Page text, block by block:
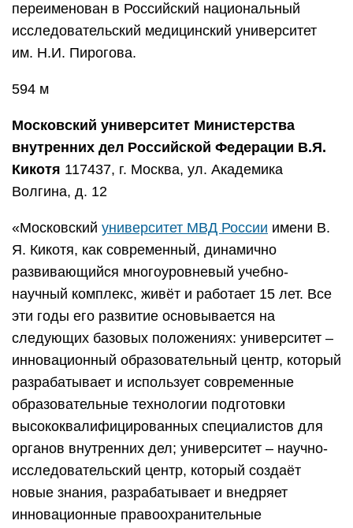
переименован в Российский национальный
исследовательский медицинский университет
им. Н.И. Пирогова.
594 м
Московский университет Министерства
внутренних дел Российской Федерации В.Я.
Кикотя 117437, г. Москва, ул. Академика
Волгина, д. 12
«Московский университет МВД России имени В.
Я. Кикотя, как современный, динамично
развивающийся многоуровневый учебно-
научный комплекс, живёт и работает 15 лет. Все
эти годы его развитие основывается на
следующих базовых положениях: университет –
инновационный образовательный центр, который
разрабатывает и использует современные
образовательные технологии подготовки
высококвалифицированных специалистов для
органов внутренних дел; университет – научно-
исследовательский центр, который создаёт
новые знания, разрабатывает и внедряет
инновационные правоохранительные